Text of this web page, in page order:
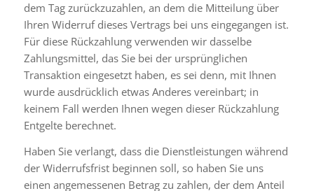
dem Tag zurückzuzahlen, an dem die Mitteilung über
Ihren Widerruf dieses Vertrags bei uns eingegangen ist.
Für diese Rückzahlung verwenden wir dasselbe
Zahlungsmittel, das Sie bei der ursprünglichen
Transaktion eingesetzt haben, es sei denn, mit Ihnen
wurde ausdrücklich etwas Anderes vereinbart; in
keinem Fall werden Ihnen wegen dieser Rückzahlung
Entgelte berechnet.
Haben Sie verlangt, dass die Dienstleistungen während
der Widerrufsfrist beginnen soll, so haben Sie uns
einen angemessenen Betrag zu zahlen, der dem Anteil